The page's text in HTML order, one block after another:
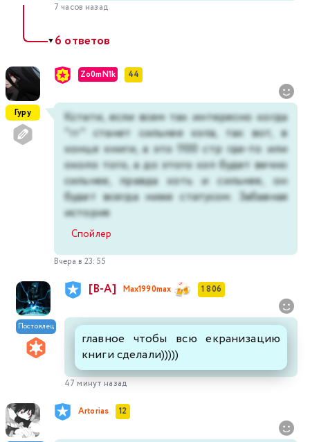
7 часов назад
▼6 ответов
Гуру
Zo0mN1k 44
Кстати, если всем так интересно когда
"гг" станет сильнее кэпа, так вот, в
конце книги, а это 1100 стр где-то или
около того, а до этого кэп будет вечно
сильнее, правда хоть и сильнее, он
будет всегда ниже статусом. Забавная
история
Спойлер
Вчера в 23:55
Постоялец
[В-А] Max1990max 1 806
главное чтобы всю екранизацию
книги сделали)))))
47 минут назад
Artorias 12